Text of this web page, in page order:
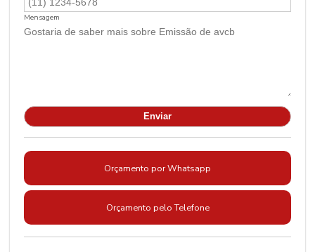
Mensagem
Orçamento por Whatsapp
Orçamento pelo Telefone